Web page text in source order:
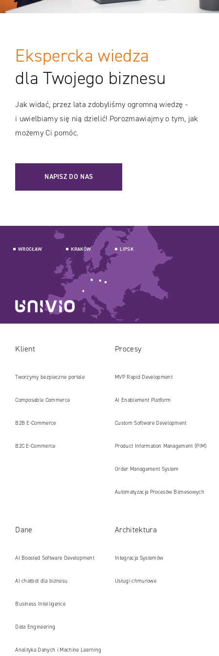
Ekspercka wiedza
dla Twojego biznesu
Jak widać, przez lata zdobyliśmy ogromną wiedzę -
i uwielbiamy się nią dzielić! Porozmawiajmy o tym, jak
możemy Ci pomóc.
NAPISZ DO NAS
WROCŁAW KRAKÓW LIPSK
Klient
Tworzymy bezpieczne portale
internetowe i platformy gotowe na erę
AI
Composable Commerce
B2B E‑Commerce
B2C E‑Commerce
Procesy
MVP Rapid Development
AI Enablement Platform
Custom Software Development
Product Information Management (PIM)
Order Management System
Automatyzacja Procesów Biznesowych
Dane
AI Boosted Software Development
AI chatbot dla biznesu
Business Intelligence
Data Engineering
Analityka Danych i Machine Learning
Architektura
Integracja Systemów
Usługi chmurowe